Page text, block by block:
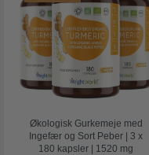
Økologisk Gurkemeje med
Ingefær og Sort Peber | 3 x
180 kapsler | 1520 mg